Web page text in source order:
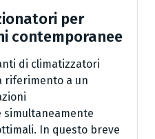
per
contemporanee
di climatizzatori
riferimento a un
simultaneamente
In questo breve